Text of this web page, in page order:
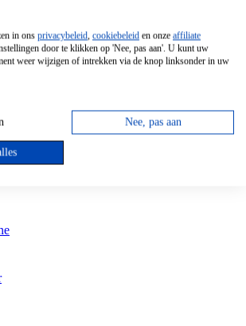
Kookplaat
in ons privacybeleid, cookiebeleid en onze affiliate
door te klikken op 'Nee, pas aan'. U kunt uw
weer wijzigen of intrekken via de knop linksonder in uw
Nee, pas aan